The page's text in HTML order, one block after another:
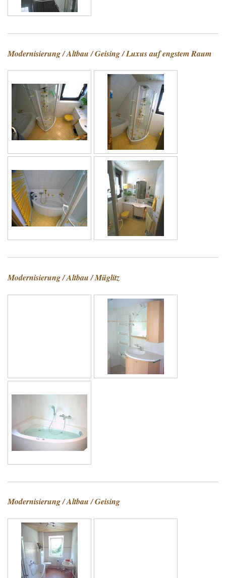
Modernisierung / Altbau / Geising / Luxus auf engstem Raum
Modernisierung / Altbau / Müglitz
Modernisierung / Altbau / Geising